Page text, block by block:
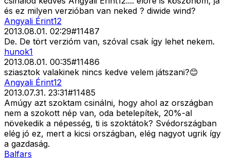
és ez milyen verzióban van neked ? diwide wind?
Angyali Érint12
2013.08.01. 02:29#11487
De. De tört verzióm van, szóval csak így lehet nekem.
hunok1
2013.08.01. 00:35#11486
sziasztok valakinek nincs kedve velem játszani?😊
Angyali Érint12
2013.07.31. 23:31#11485
Amúgy azt szoktam csinálni, hogy ahol az országban
nem a szokott nép van, oda betelepítek, 20%-al
növekedik a népesség, ti is szoktátok? Svédországban
elég jó ez, mert a kicsi országban, elég nagyot ugrik így
a gazdaság.
Balfars